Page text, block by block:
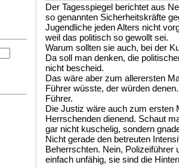
Der Tagesspiegel berichtet aus
so genannten Sicherheitskräfte
Jugendliche jeden Alters nicht
weil das politisch so gewollt sei.
Warum sollten sie auch, bei der
Da soll man denken, die
nicht bescheid.
Das wäre aber zum allerersten
Führer wüsste, der würden
Führer.
Die Justiz wäre auch zum ersten
Herrschenden dienend. Schaut
gar nicht kuschelig, sondern
Nicht gerade den betreuten
Beherrschten. Nein, Polizeiführer
einfach unfähig, sie sind die